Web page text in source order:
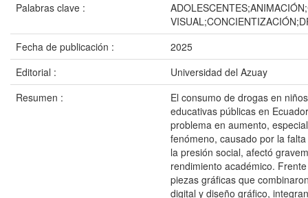
Palabras clave :
Fecha de publicación :
2025
Editorial :
Universidad del Azuay
Resumen :
El consumo de drogas en
educativas públicas en
problema en aumento,
fenómeno, causado por la
la presión social, afectó
rendimiento académico.
piezas gráficas que
digital y diseño gráfico,